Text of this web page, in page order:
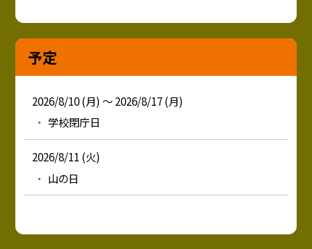
予定
2026/8/10 (月) ～ 2026/8/17 (月)
学校閉庁日
2026/8/11 (火)
山の日